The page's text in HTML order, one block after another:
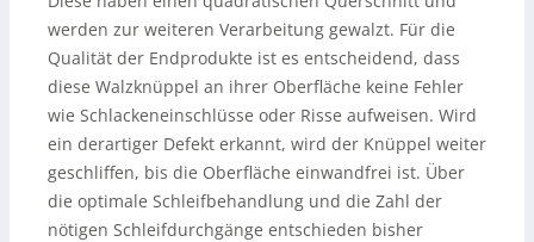
werden zur weiteren Verarbeitung gewalzt. Für die
Qualität der Endprodukte ist es entscheidend, dass
diese Walzknüppel an ihrer Oberfläche keine Fehler
wie Schlackeneinschlüsse oder Risse aufweisen. Wird
ein derartiger Defekt erkannt, wird der Knüppel weiter
geschliffen, bis die Oberfläche einwandfrei ist. Über
die optimale Schleifbehandlung und die Zahl der
nötigen Schleifdurchgänge entschieden bisher